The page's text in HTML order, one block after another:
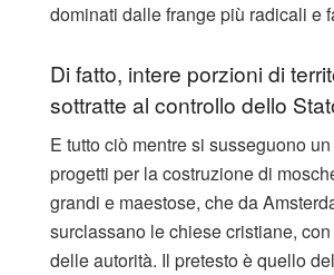
dominati dalle frange più radicali e
Di fatto, intere porzioni di
sottratte al controllo dello
E tutto ciò mentre si susseguono
progetti per la costruzione di
grandi e maestose, che da
surclassano le chiese cristiane,
delle autorità. Il pretesto è quello